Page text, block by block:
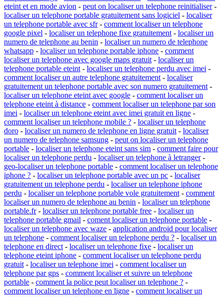
eteint et en mode avion - peut on localiser un telephone reinitialiser-
localiser un telephone portable gratuitement sans logiciel - localiser
un telephone portable avec sfr- comment localiser un telephone
google pixel - localiser un telephone fixe gratuitement - localiser un
numero de telephone au benin - localiser un numero de telephone
whatsapp - localiser un telephone portable iphone - comment
localiser un telephone avec google maps gratuit - localiser un
telephone portable eteint - localiser un telephone perdu avec imei -
comment localiser un autre telephone gratuitement - localiser
gratuitement un telephone portable avec son numero gratuitement -
localiser un telephone eteint avec google - comment localiser un
telephone eteint à distance - comment localiser un telephone par son
imei - localiser un telephone eteint avec imei gratuit en ligne -
comment localiser un telephone mobile ? - localiser un telephone
doro - localiser un numero de telephone en ligne gratuit - localiser
un numero de telephone samsung - peut on localiser un telephone
portable - localiser un telephone eteint sans sim - comment faire pour
localiser un telephone perdu - localiser un telephone à letranger-
geo-localiser un telephone portable - comment localiser un telephone
iphone ? - localiser un telephone portable avec un pc - localiser
gratuitement un telephone perdu - localiser un telephone iphone
perdu - localiser un telephone portable vole gratuitement - comment
localiser un numero de telephone au benin - localiser un telephone
portable.fr- localiser un telephone portable free - localiser un
telephone portable gmail - coment localiser un telephone portable -
localiser un telephone avec waze - application android pour localiser
un telephone - comment localiser un telephone perdu ? - localiser un
telephone en direct - localiser un telephone fixe - localiser un
telephone eteint iphone - comment localiser un telephone perdu
gratuit - localiser un telephone imei - comment localiser un
telephone par gps - comment localiser et suivre un telephone
portable - comment la police peut localiser un telephone ? -
comment localiser un telephone en ligne - comment localiser un